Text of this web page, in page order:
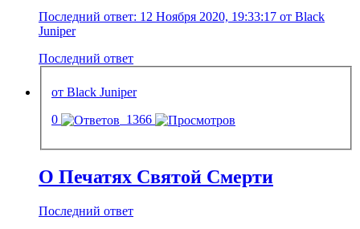
Последний ответ: 12 Ноября 2020, 19:33:17 от Black
Juniper
Последний ответ
от Black Juniper
0
1366
О Печатях Святой Смерти
Последний ответ